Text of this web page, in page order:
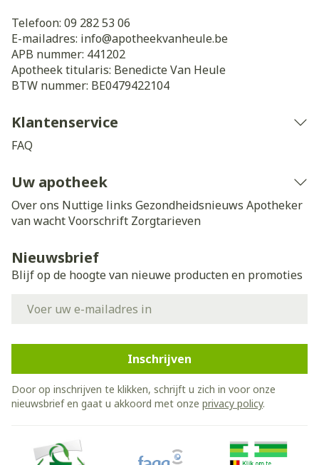
Telefoon: 09 282 53 06
E-mailadres: info@apotheekvanheule.be
APB nummer: 441202
Apotheek titularis: Benedicte Van Heule
BTW nummer: BE0479422104
Klantenservice
FAQ
Uw apotheek
Over ons Nuttige links Gezondheidsnieuws Apotheker
van wachtVoorschrift Zorgtarieven
Nieuwsbrief
Blijf op de hoogte van nieuwe producten en promoties
Inschrijven
Door op inschrijven te klikken, schrijft u zich in voor onze
nieuwsbrief en gaat u akkoord met onze privacy policy.